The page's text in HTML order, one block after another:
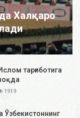
Халқаро
тарғиботига
1919
Ўзбекистоннинг